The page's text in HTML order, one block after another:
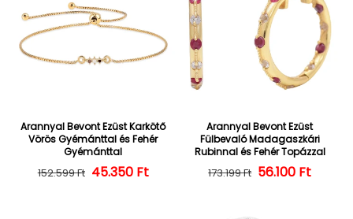
Arannyal Bevont Ezüst Karkötő
Vörös Gyémánttal és Fehér
Gyémánttal
Normál ár
152.599 Ft Kedvezményes ár
45.350 Ft
Arannyal Bevont Ezüst
Fülbevaló Madagaszkári
Rubinnal és Fehér Topázzal
Normál ár
173.199 Ft 56.100 Ft